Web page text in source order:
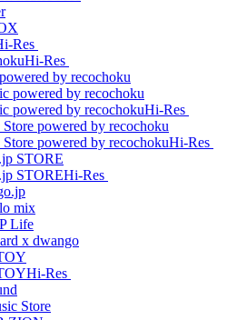
Res
Hi-Res
Hi-Res
Hi-Res
Hi-Res
Hi-Res